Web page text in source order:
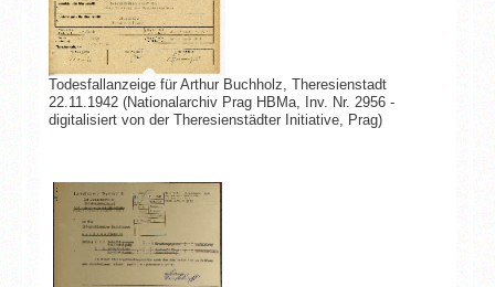
Todesfallanzeige für Arthur Buchholz, Theresienstadt
22.11.1942 (Nationalarchiv Prag HBMa, Inv. Nr. 2956 -
digitalisiert von der Theresienstädter Initiative, Prag)